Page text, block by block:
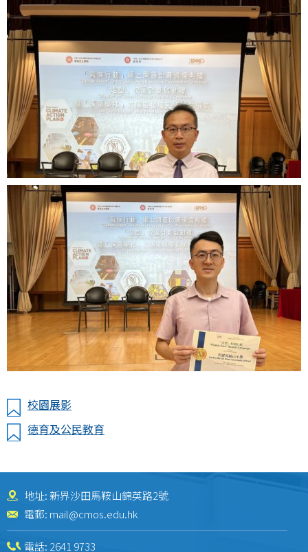
校園展影
德育及公民教育
地址: 新界沙田馬鞍山錦英路2號
電郵: mail@cmos.edu.hk
電話: 2641 9733